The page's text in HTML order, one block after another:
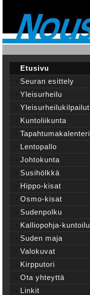
Etusivu
Seuran esittely
Yleisurheilu
Yleisurheilukilpailut
Kuntoliikunta
Tapahtumakalenteri
Lentopallo
Johtokunta
Susihölkkä
Hippo-kisat
Osmo-kisat
Sudenpolku
Kalliopohja-kuntoilu
Suden maja
Valokuvat
Kirpputori
Ota yhteyttä
Linkit